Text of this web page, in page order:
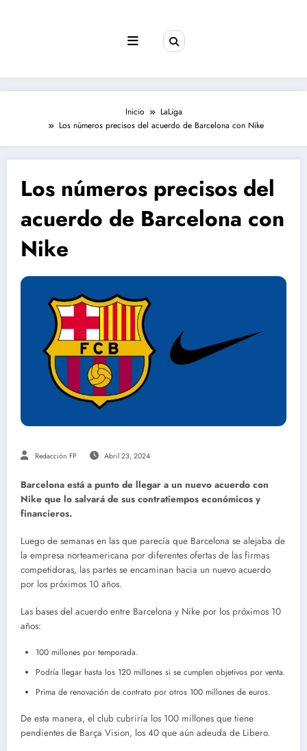
Inicio
LaLiga
Los números precisos del acuerdo de Barcelona con Nike
Los números precisos del
acuerdo de Barcelona con
Nike
Redacción FP Abril 23, 2024
Barcelona está a punto de llegar a un nuevo acuerdo con
Nike que lo salvará de sus contratiempos económicos y
financieros.
Luego de semanas en las que parecía que Barcelona se alejaba de
la empresa norteamericana por diferentes ofertas de las firmas
competidoras, las partes se encaminan hacia un nuevo acuerdo
por los próximos 10 años.
Las bases del acuerdo entre Barcelona y Nike por los próximos 10
años:
100 millones por temporada.
Podría llegar hasta los 120 millones si se cumplen objetivos por venta.
Prima de renovación de contrato por otros 100 millones de euros.
De esta manera, el club cubriría los 100 millones que tiene
pendientes de Barça Vision, los 40 que aún adeuda de Libero.